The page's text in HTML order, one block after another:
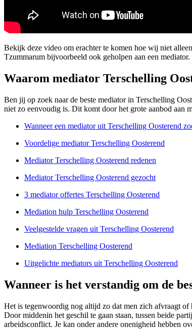
Bekijk deze video om erachter te komen hoe wij niet
Tzummarum bijvoorbeeld ook geholpen aan een mediator.
Waarom mediator Terschelling
Ben jij op zoek naar de beste mediator in Terschelling
niet zo eenvoudig is. Dit komt door het grote aanbod aan
Wanneer een mediator uit Terschelling Oosterend
Voordelige mediator Terschelling Oosterend
Mediator Terschelling Oosterend redenen
Mediator Terschelling Oosterend gezocht
3 mediator offertes Terschelling Oosterend
Mediation hulp Terschelling Oosterend
Veelgestelde vragen uit Terschelling Oosterend
Mediation Terschelling Oosterend
Uitgelichte mediators uit Terschelling Oosterend
Wanneer is het verstandig om de
Het is tegenwoordig nog altijd zo dat men zich afvraagt
Door middenin het geschil te gaan staan, tussen beide
arbeidsconflict. Je kan onder andere onenigheid hebben